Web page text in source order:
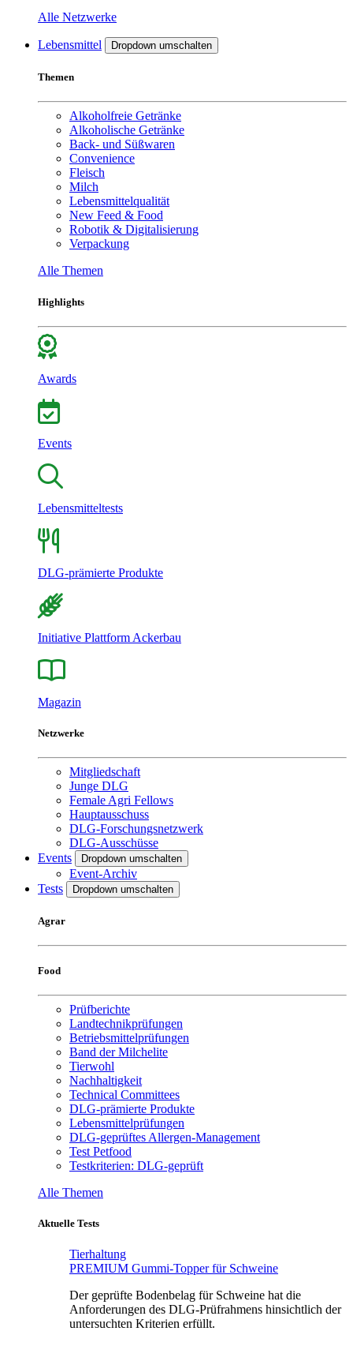
Alle Netzwerke
Lebensmittel Dropdown umschalten
Themen
Alkoholfreie Getränke
Alkoholische Getränke
Back- und Süßwaren
Convenience
Fleisch
Milch
Lebensmittelqualität
New Feed & Food
Robotik & Digitalisierung
Verpackung
Alle Themen
Highlights
Awards
Events
Lebensmitteltests
DLG-prämierte Produkte
Initiative Plattform Ackerbau
Magazin
Netzwerke
Mitgliedschaft
Junge DLG
Female Agri Fellows
Hauptausschuss
DLG-Forschungsnetzwerk
DLG-Ausschüsse
Events
Dropdown umschalten
Event-Archiv
Tests
Dropdown umschalten
Agrar
Food
Prüfberichte
Landtechnikprüfungen
Betriebsmittelprüfungen
Band der Milchelite
Tierwohl
Nachhaltigkeit
Technical Committees
DLG-prämierte Produkte
Lebensmittelprüfungen
DLG-geprüftes Allergen-Management
Test Petfood
Testkriterien: DLG-geprüft
Alle Themen
Aktuelle Tests
Tierhaltung
PREMIUM Gummi-Topper für Schweine
Der geprüfte Bodenbelag für Schweine hat die
Anforderungen des DLG-Prüfrahmens hinsichtlich der
untersuchten Kriterien erfüllt.